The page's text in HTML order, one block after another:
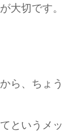
大切です。
ら、ちょう
というメッ